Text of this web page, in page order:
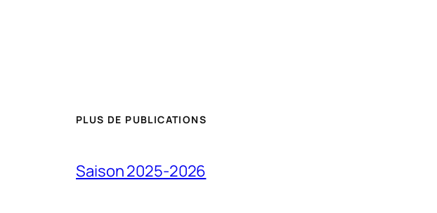
PLUS DE PUBLICATIONS
Saison 2025-2026